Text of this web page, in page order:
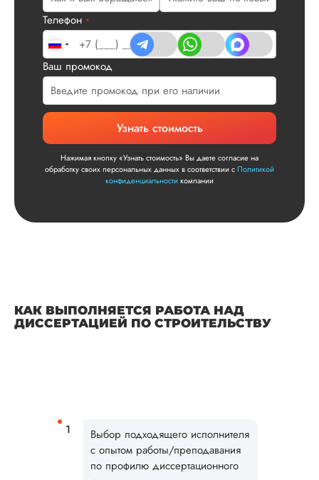
Телефон *
Ваш промокод
Узнать стоимость
Нажимая кнопку «Узнать стоимость» Вы даете согласие на
обработку своих персональных данных в соответствии сПолитикой
конфиденциальностикомпании
КАК ВЫПОЛНЯЕТСЯ РАБОТА НАД
ДИССЕРТАЦИЕЙ ПО СТРОИТЕЛЬСТВУ
Выбор подходящего исполнителя
с опытом работы/преподавания
по профилю диссертационного